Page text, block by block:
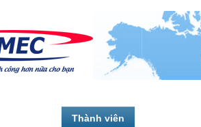
Thành viên